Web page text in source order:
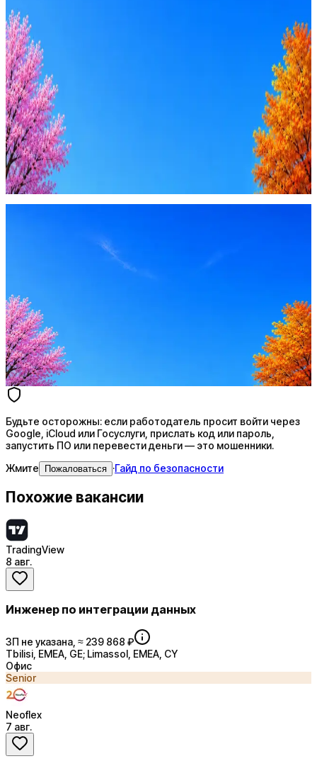
Будьте осторожны: если работодатель просит войти через
Google, iCloud или Госуслуги, прислать код или пароль,
запустить ПО или перевести деньги — это мошенники.
Жмите Пожаловаться
Стратегия поиска с AI: рынки, позиции, вилка, каналы
Будьте осторожны: если работодатель просит войти через
Google, iCloud или Госуслуги, прислать код или пароль,
запустить ПО или перевести деньги — это мошенники.
Жмите
Пожаловаться ·Гайд по безопасности
Похожие вакансии
TradingView
8 авг.
Инженер по интеграции данных
ЗП не указана, ≈ 239 868 ₽
Tbilisi, EMEA, GE; Limassol, EMEA, CY
Офис
Senior
Neoflex
7 авг.